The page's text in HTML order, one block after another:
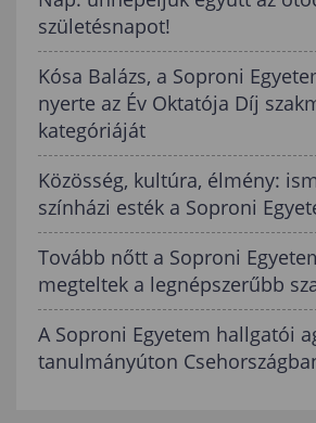
születésnapot!
Kósa Balázs, a Soproni
nyerte az Év Oktatója Díj
kategóriáját
Közösség, kultúra, élmény:
színházi esték a Soproni
Tovább nőtt a Soproni
megteltek a legnépszerűbb
A Soproni Egyetem hallgatói
tanulmányúton